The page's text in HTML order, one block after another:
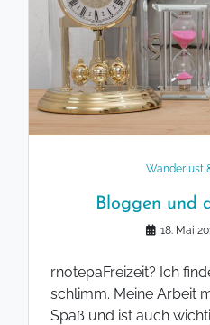
Wanderlust
Bloggen und
18. Mai
rnotepaFreizeit? Ich
schlimm. Meine Arbeit
Spaß und ist auch